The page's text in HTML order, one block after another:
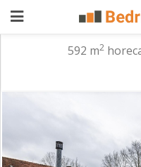
zoeken
Waarom
592 m2